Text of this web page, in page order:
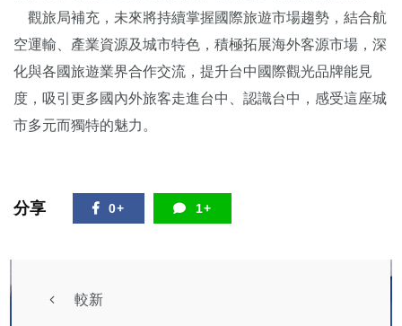
觀旅局補充，未來將持續掌握國際旅遊市場趨勢，結合航
空運輸、產業資源及城市特色，積極拓展海外客源市場，深
化與各國旅遊業界合作交流，提升台中國際觀光品牌能見
度，吸引更多國內外旅客走進台中、認識台中，感受這座城
市多元而獨特的魅力。
分享 0+ 1+
較新